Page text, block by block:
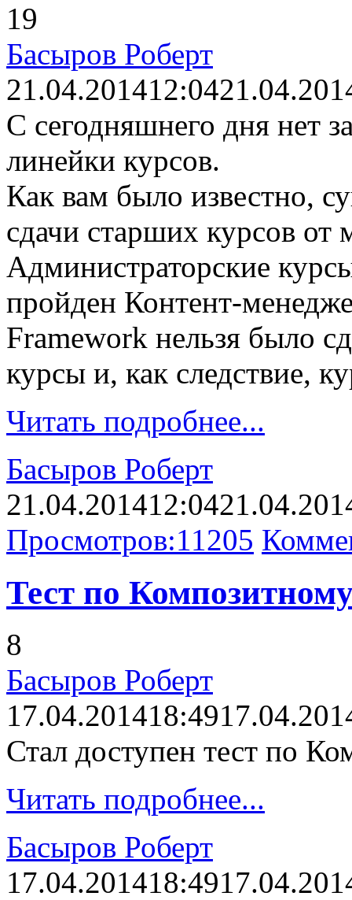
19
Басыров Роберт
21.04.201412:04
С сегодняшнего дня нет
линейки курсов.
Как вам было известно,
сдачи старших курсов от
Администраторские
пройден Контент-
Framework нельзя было
курсы и, как следствие,
Читать подробнее...
Басыров Роберт
21.04.201412:04
Просмотров:11205
Тест по
8
Басыров Роберт
17.04.201418:49
Стал доступен тест по
Читать подробнее...
Басыров Роберт
17.04.201418:49